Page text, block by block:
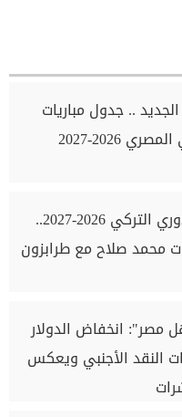
.. جدول مباريات
2026-2027
القنوات الناقلة للدوري التركي 2026-2027..
محمد صلاح مع طرابزون
مصر": انخفاض الدولار
النقد الأجنبي ويعكس